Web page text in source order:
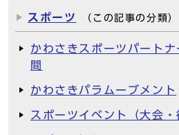
スポーツ （この記事の分類）
かわさきスポーツパート
間
かわさきパラムーブメント
スポーツイベント（大会・